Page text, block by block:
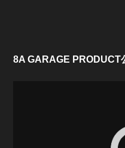
8A GARAGE PRODUCT